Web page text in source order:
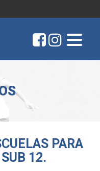
PARA
12.